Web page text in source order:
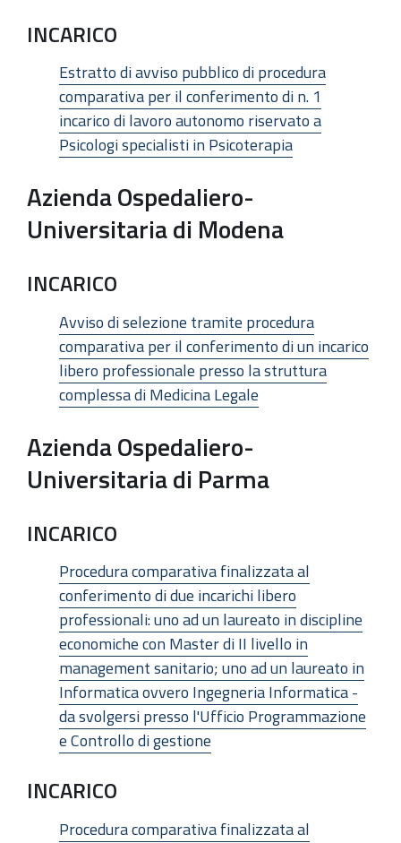
INCARICO
Estratto di avviso pubblico di procedura
comparativa per il conferimento di n. 1
incarico di lavoro autonomo riservato a
Psicologi specialisti in Psicoterapia
Azienda Ospedaliero-
Universitaria di Modena
INCARICO
Avviso di selezione tramite procedura
comparativa per il conferimento di un incarico
libero professionale presso la struttura
complessa di Medicina Legale
Azienda Ospedaliero-
Universitaria di Parma
INCARICO
Procedura comparativa finalizzata al
conferimento di due incarichi libero
professionali: uno ad un laureato in discipline
economiche con Master di II livello in
management sanitario; uno ad un laureato in
Informatica ovvero Ingegneria Informatica -
da svolgersi presso l'Ufficio Programmazione
e Controllo di gestione
INCARICO
Procedura comparativa finalizzata al